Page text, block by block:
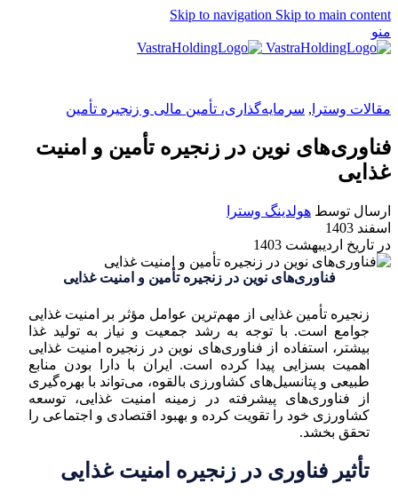
Skip to navigation Skip to main content
منو
مقالات وسترا , سرمایه‌گذاری، تأمین مالی و زنجیره تأمین
فناوری‌های نوین در زنجیره تأمین و امنیت
غذایی
ارسال توسط هولدینگ وسترا
اسفند 1403
در تاریخ اردیبهشت 1403
فناوری‌های نوین در زنجیره تأمین و امنیت غذایی
زنجیره تأمین غذایی از مهم‌ترین عوامل مؤثر بر امنیت غذایی
جوامع است. با توجه به رشد جمعیت و نیاز به تولید غذا
بیشتر، استفاده از فناوری‌های نوین در زنجیره امنیت غذایی
اهمیت بسزایی پیدا کرده است. ایران با دارا بودن منابع
طبیعی و پتانسیل‌های کشاورزی بالقوه، می‌تواند با بهره‌گیری
از فناوری‌های پیشرفته در زمینه امنیت غذایی، توسعه
کشاورزی خود را تقویت کرده و بهبود اقتصادی و اجتماعی را
تحقق بخشد.
تأثیر فناوری در زنجیره امنیت غذایی